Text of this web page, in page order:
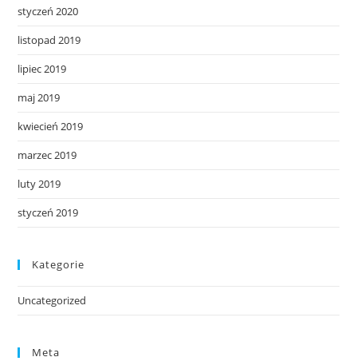
styczeń 2020
listopad 2019
lipiec 2019
maj 2019
kwiecień 2019
marzec 2019
luty 2019
styczeń 2019
Kategorie
Uncategorized
Meta